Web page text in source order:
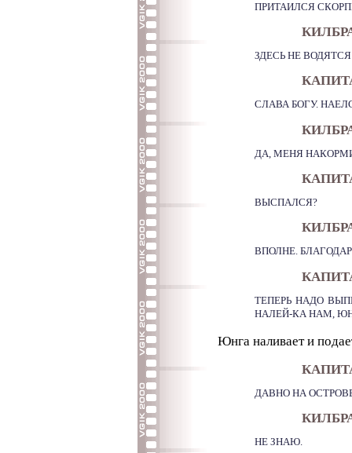
ПРИТАИЛСЯ
ЗДЕСЬ НЕ
СЛАВА БОГУ.
ДА, МЕНЯ
ВЫСПАЛСЯ?
ВПОЛНЕ.
ТЕПЕРЬ НАДО
НАЛЕЙ-КА НАМ,
Юнга наливает и
ДАВНО НА
НЕ ЗНАЮ.